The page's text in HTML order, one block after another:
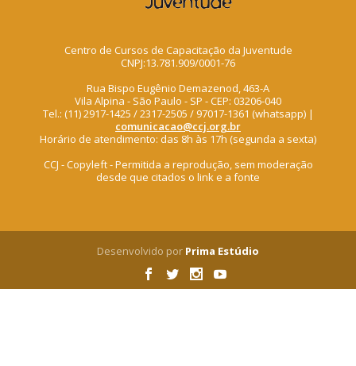
Centro de Cursos de Capacitação da Juventude
CNPJ:13.781.909/0001-76
Rua Bispo Eugênio Demazenod, 463-A
Vila Alpina - São Paulo - SP - CEP: 03206-040
Tel.: (11) 2917-1425 / 2317-2505 / 97017-1361 (whatsapp) |
comunicacao@ccj.org.br
Horário de atendimento: das 8h às 17h (segunda a sexta)
CCJ - Copyleft - Permitida a reprodução, sem moderação
desde que citados o link e a fonte
Desenvolvido por Prima Estúdio